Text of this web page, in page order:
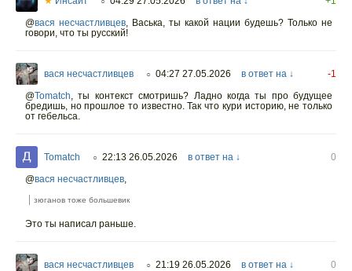
@вася несчастливцев
Васька, ты какой нации будешь? Только не
говори, что ты русский!
вася несчастливцев ○ 04:27 27.05.2026 в ответ на ↓
-1
@Tomatch
ты контекст смотришь? Ладно когда ты про будущее
бредишь, но прошлое то известно. Так что кури историю, не только
от гебельса.
Tomatch ○ 22:13 26.05.2026 в ответ на ↓
0
@вася несчастливцев
зюганов тоже большевик
Это ты написал раньше.
вася несчастливцев ○ 21:19 26.05.2026 в ответ на ↓
0